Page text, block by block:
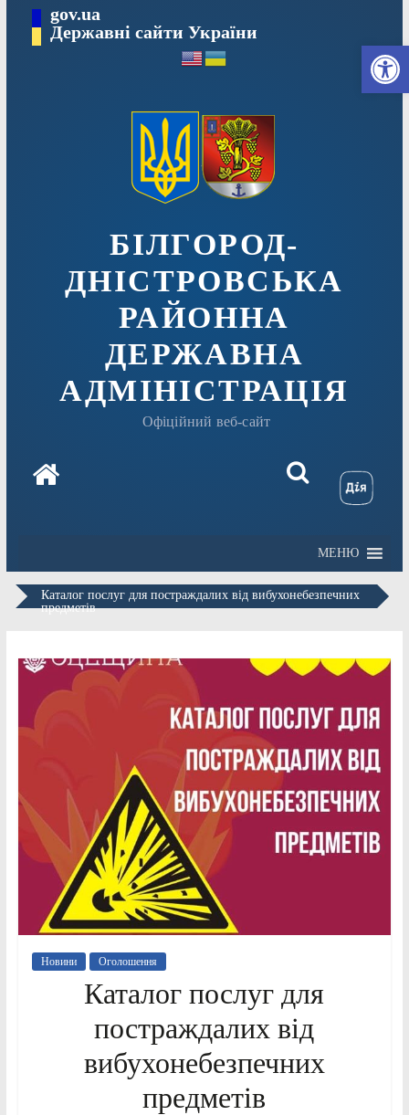
вмісту
gov.ua
Державні сайти України
БІЛГОРОД-
ДНІСТРОВСЬКА
РАЙОННА
ДЕРЖАВНА
АДМІНІСТРАЦІЯ
Офіційний веб-сайт
МЕНЮ
Каталог послуг для постраждалих від вибухонебезпечних
предметів
Новини Оголошення
Каталог послуг для
постраждалих від
вибухонебезпечних
предметів